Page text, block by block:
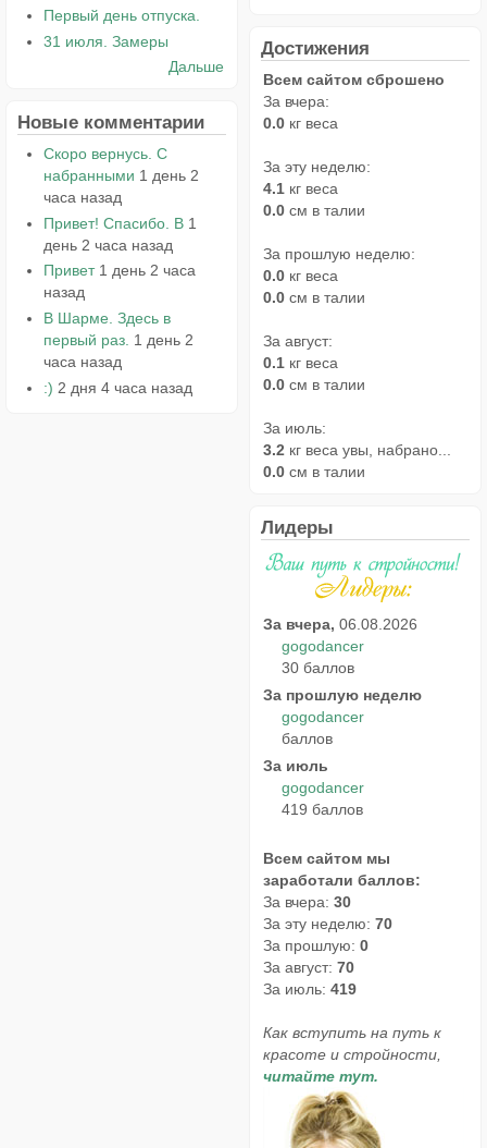
Первый день отпуска.
31 июля. Замеры
Дальше
Новые комментарии
Скоро вернусь. С
набранными 1 день 2
часа назад
Привет! Спасибо. В 1
день 2 часа назад
Привет 1 день 2 часа
назад
В Шарме. Здесь в
первый раз. 1 день 2
часа назад
:) 2 дня 4 часа назад
Достижения
Всем сайтом сброшено
За вчера:
0.0 кг веса
За эту неделю:
4.1 кг веса
0.0 см в талии
За прошлую неделю:
0.0 кг веса
0.0 см в талии
За август:
0.1 кг веса
0.0 см в талии
За июль:
3.2 кг веса увы, набрано...
0.0 см в талии
Лидеры
За вчера, 06.08.2026
gogodancer
30 баллов
За прошлую неделю
gogodancer
баллов
За июль
gogodancer
419 баллов
Всем сайтом мы
заработали баллов:
За вчера: 30
За эту неделю: 70
За прошлую: 0
За август: 70
За июль: 419
Как вступить на путь к
красоте и стройности,
читайте тут.